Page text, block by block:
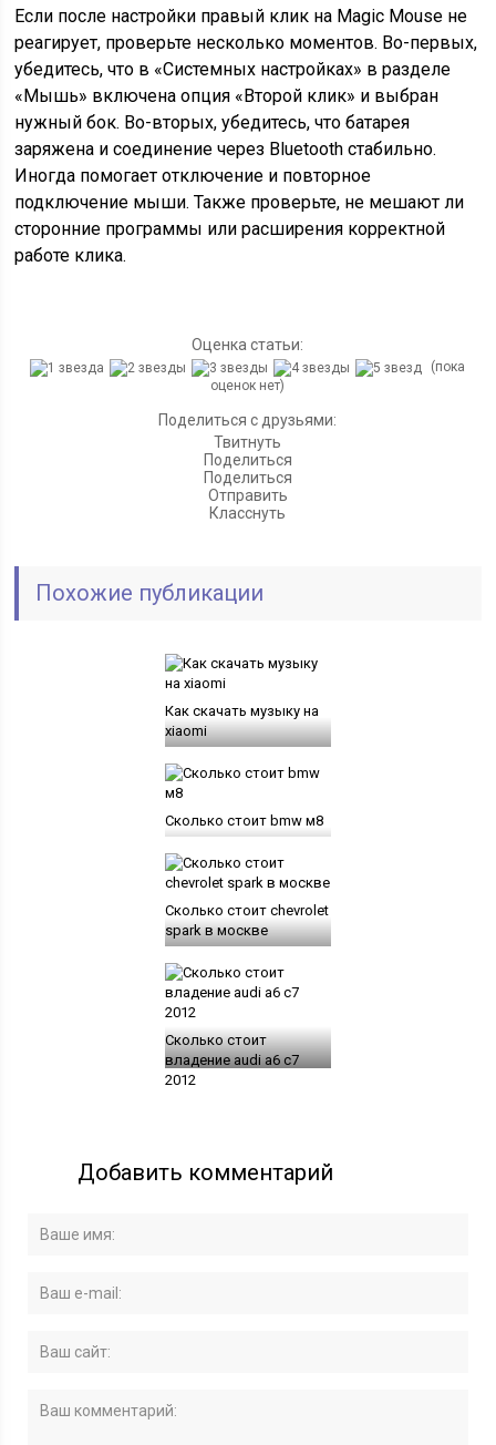
Если после настройки правый клик на Magic Mouse не
реагирует, проверьте несколько моментов. Во-первых,
убедитесь, что в «Системных настройках» в разделе
«Мышь» включена опция «Второй клик» и выбран
нужный бок. Во-вторых, убедитесь, что батарея
заряжена и соединение через Bluetooth стабильно.
Иногда помогает отключение и повторное
подключение мыши. Также проверьте, не мешают ли
сторонние программы или расширения корректной
работе клика.
Оценка статьи:
(пока
оценок нет)
Поделиться с друзьями:
Твитнуть
Поделиться
Поделиться
Отправить
Класснуть
Похожие публикации
Как скачать музыку на
xiaomi
Сколько стоит bmw м8
Сколько стоит chevrolet
spark в москве
Сколько стоит
владение audi a6 с7
2012
Добавить комментарий